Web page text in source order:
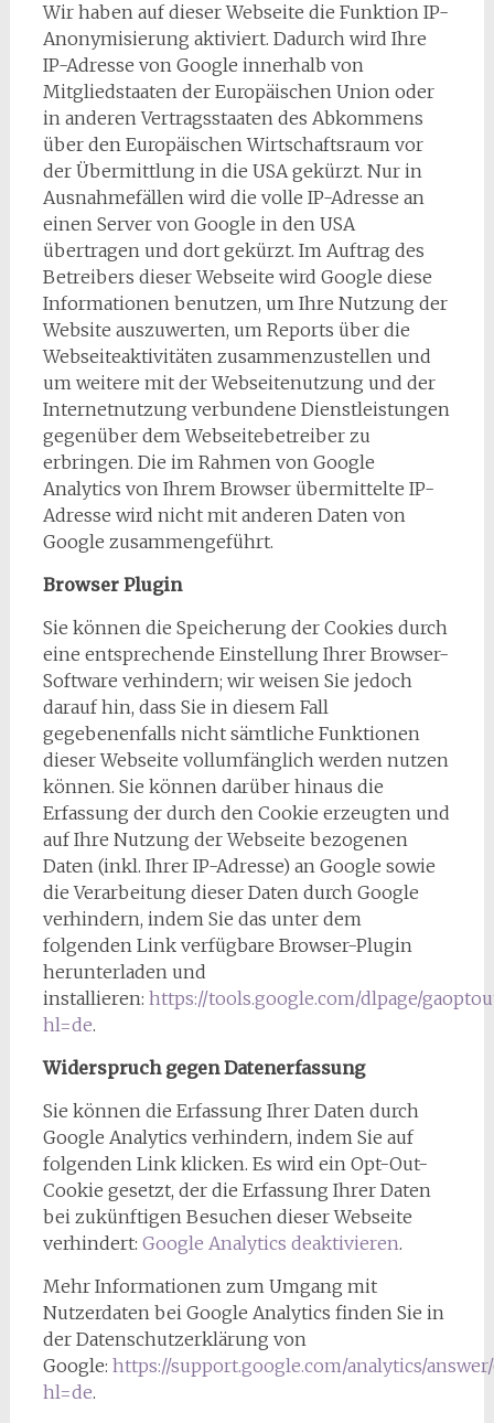
Wir haben auf dieser Webseite die Funktion IP-
Anonymisierung aktiviert. Dadurch wird Ihre
IP-Adresse von Google innerhalb von
Mitgliedstaaten der Europäischen Union oder
in anderen Vertragsstaaten des Abkommens
über den Europäischen Wirtschaftsraum vor
der Übermittlung in die USA gekürzt. Nur in
Ausnahmefällen wird die volle IP-Adresse an
einen Server von Google in den USA
übertragen und dort gekürzt. Im Auftrag des
Betreibers dieser Webseite wird Google diese
Informationen benutzen, um Ihre Nutzung der
Website auszuwerten, um Reports über die
Webseiteaktivitäten zusammenzustellen und
um weitere mit der Webseitenutzung und der
Internetnutzung verbundene Dienstleistungen
gegenüber dem Webseitebetreiber zu
erbringen. Die im Rahmen von Google
Analytics von Ihrem Browser übermittelte IP-
Adresse wird nicht mit anderen Daten von
Google zusammengeführt.
Browser Plugin
Sie können die Speicherung der Cookies durch
eine entsprechende Einstellung Ihrer Browser-
Software verhindern; wir weisen Sie jedoch
darauf hin, dass Sie in diesem Fall
gegebenenfalls nicht sämtliche Funktionen
dieser Webseite vollumfänglich werden nutzen
können. Sie können darüber hinaus die
Erfassung der durch den Cookie erzeugten und
auf Ihre Nutzung der Webseite bezogenen
Daten (inkl. Ihrer IP-Adresse) an Google sowie
die Verarbeitung dieser Daten durch Google
verhindern, indem Sie das unter dem
folgenden Link verfügbare Browser-Plugin
herunterladen und
installieren: https://tools.google.com/dlpage/
hl=de.
Widerspruch gegen Datenerfassung
Sie können die Erfassung Ihrer Daten durch
Google Analytics verhindern, indem Sie auf
folgenden Link klicken. Es wird ein Opt-Out-
Cookie gesetzt, der die Erfassung Ihrer Daten
bei zukünftigen Besuchen dieser Webseite
verhindert: Google Analytics deaktivieren.
Mehr Informationen zum Umgang mit
Nutzerdaten bei Google Analytics finden Sie in
der Datenschutzerklärung von
Google: https://support.google.com/analytics/answer/
hl=de.